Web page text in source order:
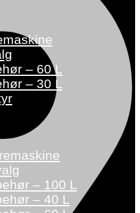
– 60 L
– 30 L
– 100 L
– 40 L